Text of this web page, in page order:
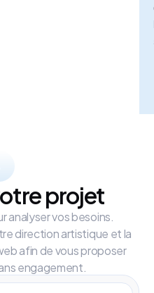
projet
analyser vos besoins.
direction artistique et la
afin de vous proposer
engagement.